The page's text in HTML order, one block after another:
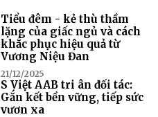
Tiểu đêm - kẻ thù thầm
lặng của giấc ngủ và cách
khắc phục hiệu quả từ
Vương Niệu Đan
21/12/2025
S Việt AAB tri ân đối tác:
Gắn kết bền vững, tiếp sức
vươn xa